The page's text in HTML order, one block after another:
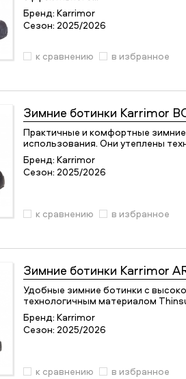
Бренд: Karrimor
Сезон: 2025/2026
к сравнению
в избранное
Зимние ботинки Karrimor
Практичные и комфортные
использования. Они утеплены
Бренд: Karrimor
Сезон: 2025/2026
к сравнению
в избранное
Зимние ботинки Karrimor
Удобные зимние ботинки с
технологичным материалом
Бренд: Karrimor
Сезон: 2025/2026
к сравнению
в избранное